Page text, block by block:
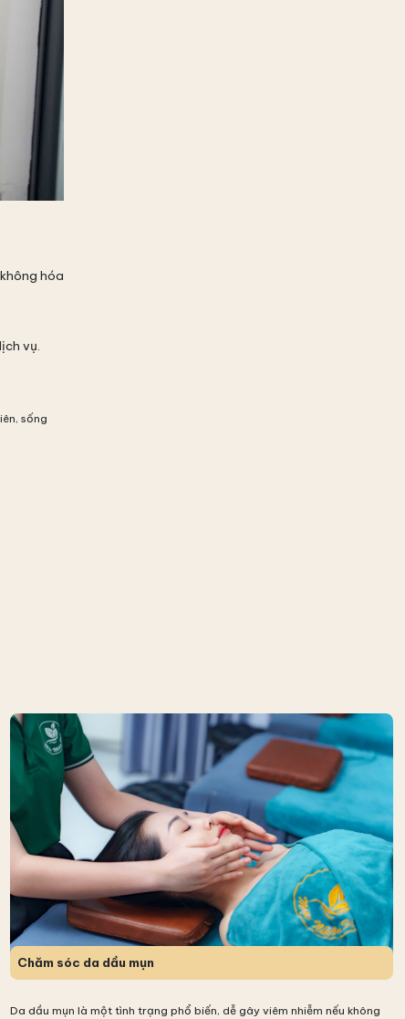
hóa
vụ.
sống
Chăm sóc da dầu mụn
Da dầu mụn là một tình trạng phổ biến, dễ gây viêm nhiễm nếu không